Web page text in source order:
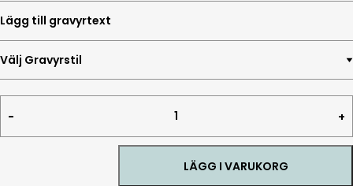
Navette
Vintage
LÄGG I VARUKORG